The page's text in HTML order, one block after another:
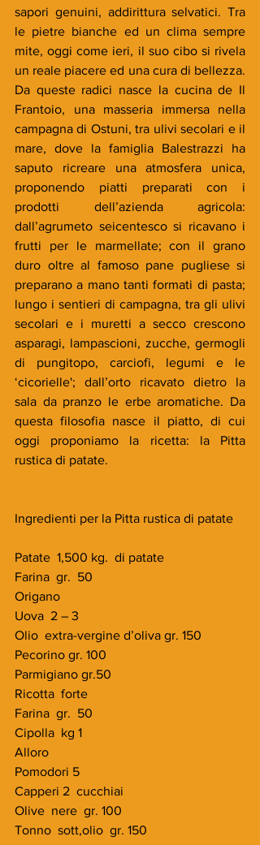
sapori genuini, addirittura selvatici. Tra
le pietre bianche ed un clima sempre
mite, oggi come ieri, il suo cibo si rivela
un reale piacere ed una cura di bellezza.
Da queste radici nasce la cucina de Il
Frantoio, una masseria immersa nella
campagna di Ostuni, tra ulivi secolari e il
mare, dove la famiglia Balestrazzi ha
saputo ricreare una atmosfera unica,
proponendo piatti preparati con i
prodotti dell’azienda agricola:
dall’agrumeto seicentesco si ricavano i
frutti per le marmellate; con il grano
duro oltre al famoso pane pugliese si
preparano a mano tanti formati di pasta;
lungo i sentieri di campagna, tra gli ulivi
secolari e i muretti a secco crescono
asparagi, lampascioni, zucche, germogli
di pungitopo, carciofi, legumi e le
‘cicorielle'; dall’orto ricavato dietro la
sala da pranzo le erbe aromatiche. Da
questa filosofia nasce il piatto, di cui
oggi proponiamo la ricetta: la Pitta
rustica di patate.
Ingredienti per la Pitta rustica di patate
Patate  1,500 kg.  di patate
Farina  gr.  50
Origano
Uova  2 – 3
Olio  extra-vergine d’oliva gr. 150
Pecorino gr. 100
Parmigiano gr.50
Ricotta  forte
Farina  gr.  50
Cipolla  kg 1
Alloro
Pomodori 5
Capperi 2  cucchiai
Olive  nere  gr. 100
Tonno  sott,olio  gr. 150